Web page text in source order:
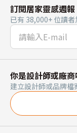
訂閱居家靈感週報
已有 38,000+ 位讀者
你是設計師或廠商
建立設計師或品牌